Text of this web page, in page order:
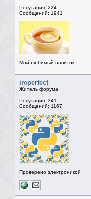
Репутация: 224
Сообщений: 1941
Мой любимый напиток
imperfect
Житель форума
Репутация: 341
Сообщений: 1167
Проверено электроникой